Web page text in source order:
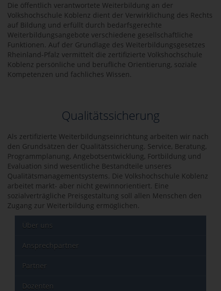
Die öffentlich verantwortete Weiterbildung an der
Volkshochschule Koblenz dient der Verwirklichung des Rechts
auf Bildung und erfüllt durch bedarfsgerechte
Weiterbildungsangebote verschiedene gesellschaftliche
Funktionen. Auf der Grundlage des Weiterbildungsgesetzes
Rheinland-Pfalz vermittelt die zertifizierte Volkshochschule
Koblenz persönliche und berufliche Orientierung, soziale
Kompetenzen und fachliches Wissen.
Qualitätssicherung
Als zertifizierte Weiterbildungseinrichtung arbeiten wir nach
den Grundsätzen der Qualitätssicherung. Service, Beratung,
Programmplanung, Angebotsentwicklung, Fortbildung und
Evaluation sind wesentliche Bestandteile unseres
Qualitätsmanagementsystems. Die Volkshochschule Koblenz
arbeitet markt- aber nicht gewinnorientiert. Eine
sozialverträgliche Preisgestaltung soll allen Menschen den
Zugang zur Weiterbildung ermöglichen.
Über uns
Ansprechpartner
Partner
Dozenten